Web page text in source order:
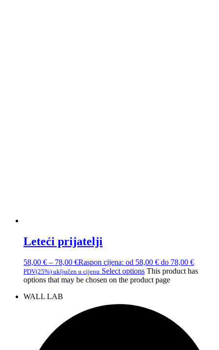
Leteći prijatelji
58,00 € – 78,00 €Raspon cijena: od 58,00 € do 78,00 €
PDV(25%) uključen u cijenu Select options This product has
options that may be chosen on the product page
WALL LAB